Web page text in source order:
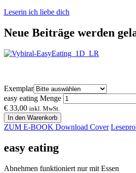
Leserin ich liebe dich
Neue Beiträge werden
Exemplar
easy eating Menge
€ 33,00 inkl. MwSt.
In den Warenkorb
ZUM E-BOOK Download Cover
easy eating
Abnehmen funktioniert nur mit Essen